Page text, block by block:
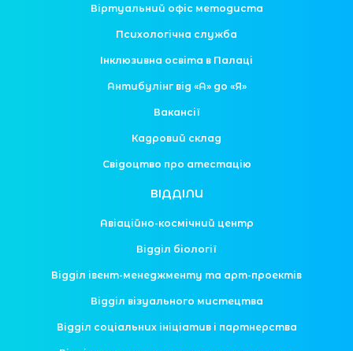
Віртуальний офіс методиста
Психологічна служба
Інклюзивна освіта в Палаці
Антибулінг від «А» до «Я»
Вакансії
Кадровий склад
Свідоцтво про атестацію
ВІДДІЛИ
Авіаційно-космічний центр
Відділ біології
Відділ івент-менеджменту та арт-проектів
Відділ візуального мистецтва
Відділ соціальних ініціатив і партнерства